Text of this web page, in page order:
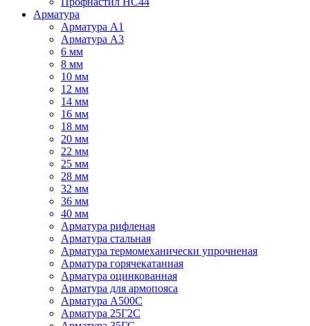
Арматура
Арматура А1
Арматура А3
6 мм
8 мм
10 мм
12 мм
14 мм
16 мм
18 мм
20 мм
22 мм
25 мм
28 мм
32 мм
36 мм
40 мм
Арматура рифленая
Арматура стальная
Арматура термомеханически упрочненая
Арматура горячекатанная
Арматура оцинкованная
Арматура для армопояса
Арматура A500С
Арматура 25Г2С